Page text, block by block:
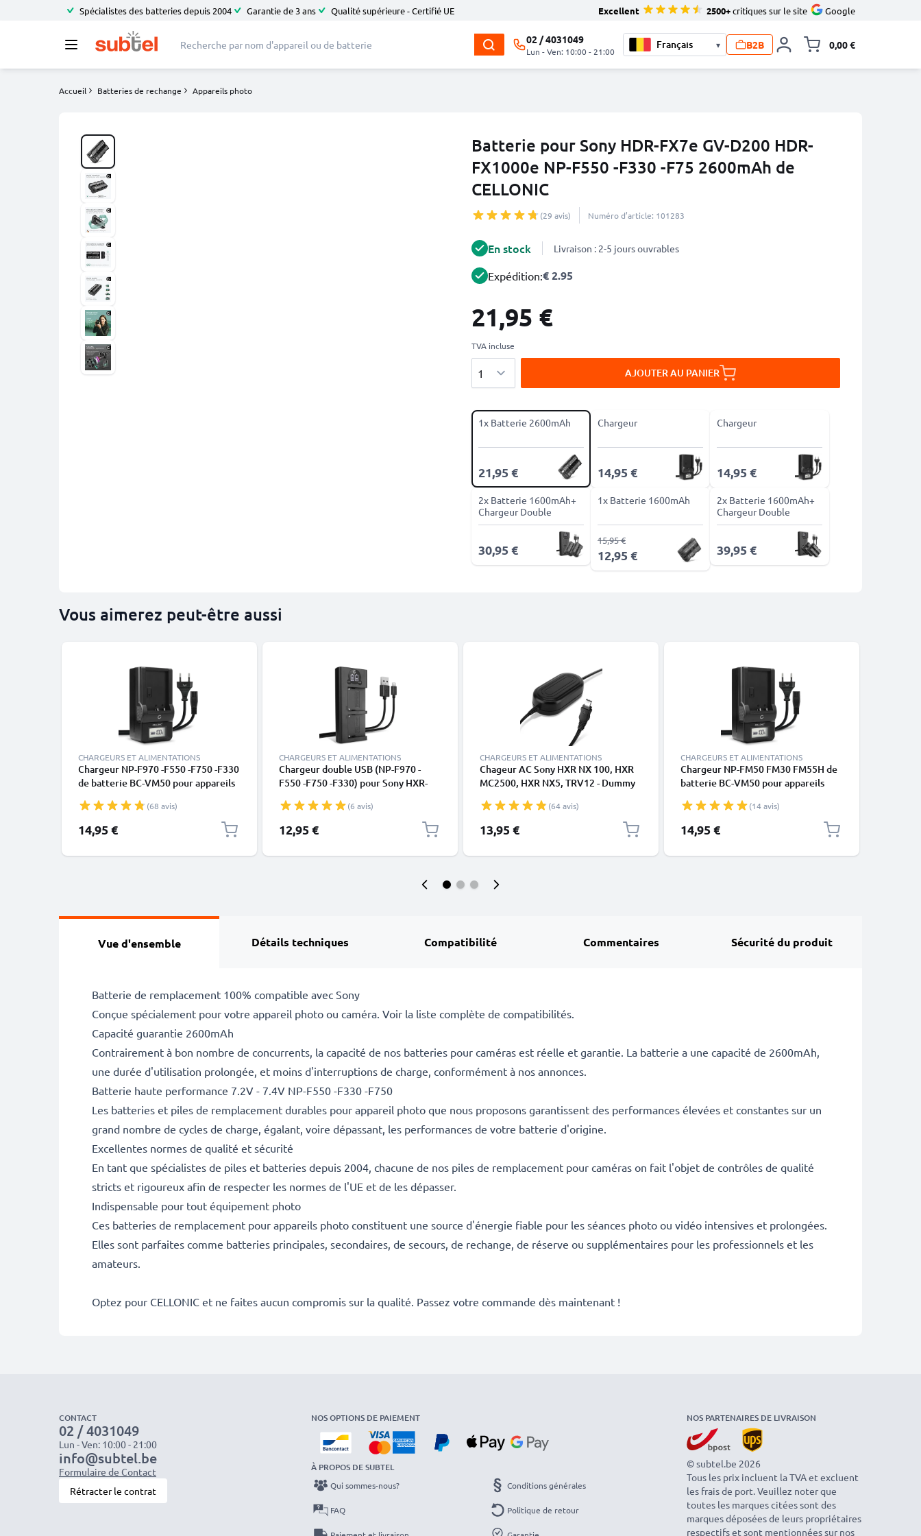
Spécialistes des batteries depuis 2004 Garantie de 3 ans Qualité supérieure - Certifié UE Excellent 2500+critiques sur le site Google
02 / 4031049
Lun - Ven: 10:00 - 21:00
▾ B2B 0,00 €
Accueil Batteries de rechange Appareils photo
Batterie pour Sony HDR-FX7e GV-D200 HDR-
FX1000e NP-F550 -F330 -F75 2600mAh de
CELLONIC
(29 avis) Numéro d’article: 101283
En stock Livraison : 2-5 jours ouvrables
Expédition:€ 2.95
21,95 €
TVA incluse
AJOUTER AU PANIER
1x Batterie 2600mAh
21,95 €
Chargeur
14,95 €
Chargeur
14,95 €
2x Batterie 1600mAh+
Chargeur Double
30,95 €
1x Batterie 1600mAh
12,95 €
15,95 €
2x Batterie 1600mAh+
Chargeur Double
39,95 €
Vous aimerez peut-être aussi
CHARGEURS ET ALIMENTATIONS
Chargeur NP-F970 -F550 -F750 -F330
de batterie BC-VM50 pour appareils
HXR-MC2500 HXR-NX100 NX5 HDR-
FX1 FX7 FX1000 DSR-PD150
de CELLONIC
(68 avis)
14,95 €
CHARGEURS ET ALIMENTATIONS
Chargeur double USB (NP-F970 -
F550 -F750 -F330) pour Sony HXR-
NEX-FS700R NEX-FS700RH HVR-Z1
HVR-V1 + 1m + Câble USB de
CELLONIC
(6 avis)
12,95 €
CHARGEURS ET ALIMENTATIONS
Chageur AC Sony HXR NX 100, HXR
MC2500, HXR NX5, TRV12 - Dummy
Câble de ca. 3m de subtel
(64 avis)
13,95 €
CHARGEURS ET ALIMENTATIONS
Chargeur NP-FM50 FM30 FM55H de
batterie BC-VM50 pour appareils
D1000 CCD-TRV138 DCR-TRV460
TRV350 TRV250 TRV22 de CELLONIC
(14 avis)
14,95 €
Vue d'ensemble Détails techniques Compatibilité Commentaires Sécurité du produit
Batterie de remplacement 100% compatible avec Sony
Conçue spécialement pour votre appareil photo ou caméra. Voir la liste complète de compatibilités.
Capacité guarantie 2600mAh
Contrairement à bon nombre de concurrents, la capacité de nos batteries pour caméras est réelle et garantie. La batterie a une capacité de 2600mAh,
une durée d'utilisation prolongée, et moins d'interruptions de charge, conformément à nos annonces.
Batterie haute performance 7.2V - 7.4V NP-F550 -F330 -F750
Les batteries et piles de remplacement durables pour appareil photo que nous proposons garantissent des performances élevées et constantes sur un
grand nombre de cycles de charge, égalant, voire dépassant, les performances de votre batterie d'origine.
Excellentes normes de qualité et sécurité
En tant que spécialistes de piles et batteries depuis 2004, chacune de nos piles de remplacement pour caméras on fait l'objet de contrôles de qualité
stricts et rigoureux afin de respecter les normes de l'UE et de les dépasser.
Indispensable pour tout équipement photo
Ces batteries de remplacement pour appareils photo constituent une source d'énergie fiable pour les séances photo ou vidéo intensives et prolongées.
Elles sont parfaites comme batteries principales, secondaires, de secours, de rechange, de réserve ou supplémentaires pour les professionnels et les
amateurs.
Optez pour CELLONIC et ne faites aucun compromis sur la qualité. Passez votre commande dès maintenant !
CONTACT
02 / 4031049
Lun - Ven: 10:00 - 21:00
info@subtel.be
Formulaire de Contact
Rétracter le contrat
NOS OPTIONS DE PAIEMENT
À PROPOS DE SUBTEL
Qui sommes-nous?
FAQ
Conditions générales
Politique de retour
NOS PARTENAIRES DE LIVRAISON
© subtel.be 2026
Tous les prix incluent la TVA et excluent
les frais de port. Veuillez noter que
toutes les marques citées sont des
marques déposées de leurs propriétaires
respectifs et sont mentionnées sur nos